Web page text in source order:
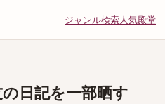
ジャンル検索人気殿堂
日記を一部晒す